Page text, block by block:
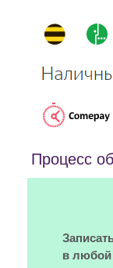
Процесс
в